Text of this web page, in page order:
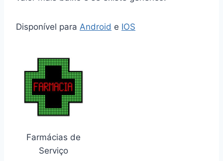
Disponível para Android e IOS
Farmácias de
Serviço